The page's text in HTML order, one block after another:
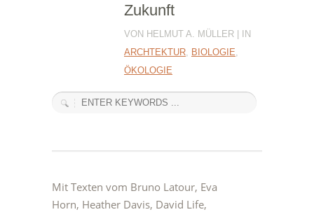
Zukunft
VON HELMUT A. MÜLLER | IN
ARCHTEKTUR, BIOLOGIE,
ÖKOLOGIE
Mit Texten vom Bruno Latour, Eva
Horn, Heather Davis, David Life,